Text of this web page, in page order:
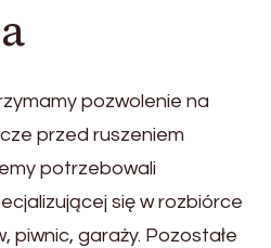
pozwolenie na
przed ruszeniem
potrzebowali
się w rozbiórce
piwnic, garaży. Pozostałe